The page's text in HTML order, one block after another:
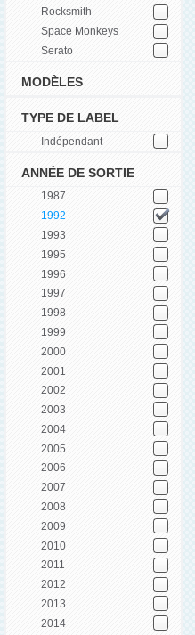
Rocksmith
Space Monkeys
Serato
MODÈLES
TYPE DE LABEL
Indépendant
ANNÉE DE SORTIE
1987
1992
1993
1995
1996
1997
1998
1999
2000
2001
2002
2003
2004
2005
2006
2007
2008
2009
2010
2011
2012
2013
2014